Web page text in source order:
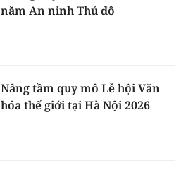
năm An ninh Thủ đô
Nâng tầm quy mô Lễ hội Văn
hóa thế giới tại Hà Nội 2026